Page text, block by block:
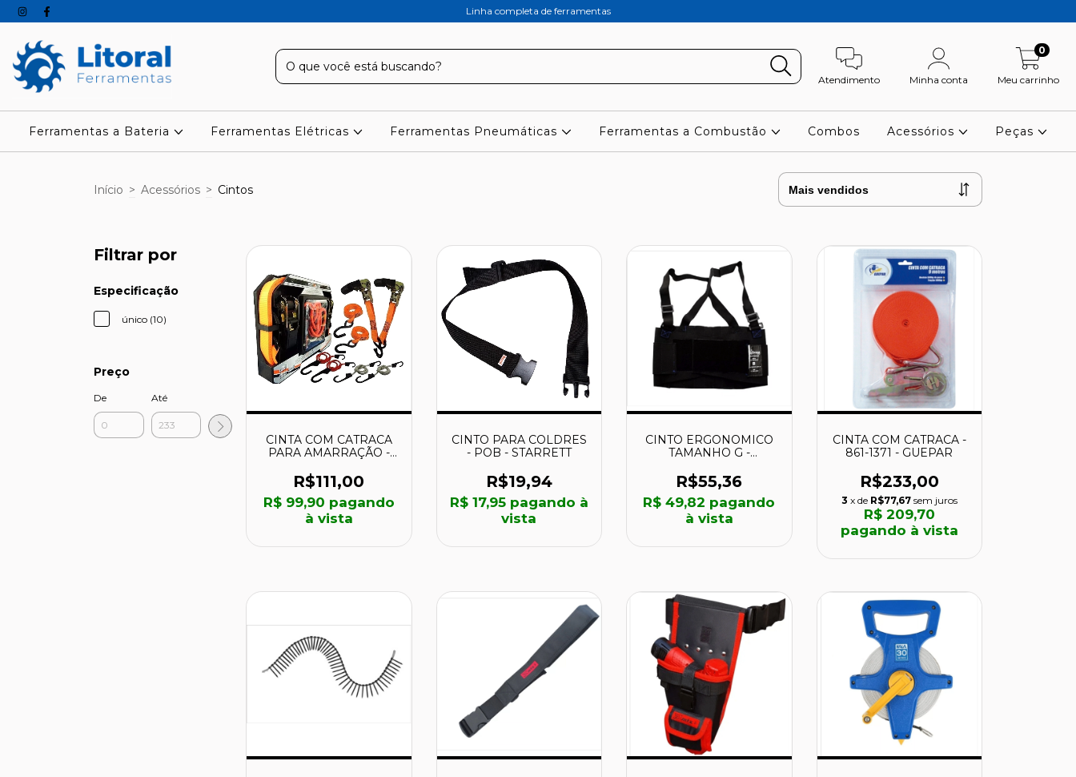
Linha completa de ferramentas
Atendimento Minha conta Meu carrinho
0
Ferramentas a Bateria Ferramentas Elétricas Ferramentas Pneumáticas Ferramentas a Combustão Combos Acessórios Peças
Início > Acessórios > Cintos
Filtrar por
Especificação
único (10)
Preço
De Até
CINTA COM CATRACA
PARA AMARRAÇÃO -
R$111,00
R$ 99,90 pagando
à vista
CINTO PARA COLDRES
- POB - STARRETT
R$19,94
R$ 17,95pagando à
vista
CINTO ERGONOMICO
TAMANHO G -
R$55,36
R$ 49,82 pagando
à vista
CINTA COM CATRACA -
861-1371 - GUEPAR
R$233,00
3 x de R$77,67 sem juros
R$ 209,70
pagando à vista